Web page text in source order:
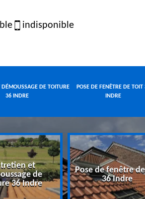
indisponible
DÉMOUSSAGE DE TOITURE
36 INDRE
POSE DE FENÊTRE DE TOIT
INDRE
et
de
36 Indre
Pose de fenêtre
36 Indre